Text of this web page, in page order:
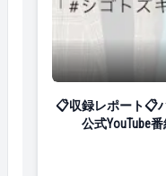
📋収録レポート
📋収録レポート📋
公式YouTube